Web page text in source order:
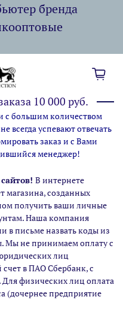
бренда
10 000 руб.
с большим количеством
всегда успевают отвечать
заказ и с Вами
менеджер!
В интернете
магазина,созданных
получить ваши личные
Наша компания
в письме назвать коды из
Мы не принимаем оплату с
лиц
счет в ПАО Сбербанк, с
физических лиц оплата
(дочернее предприятие